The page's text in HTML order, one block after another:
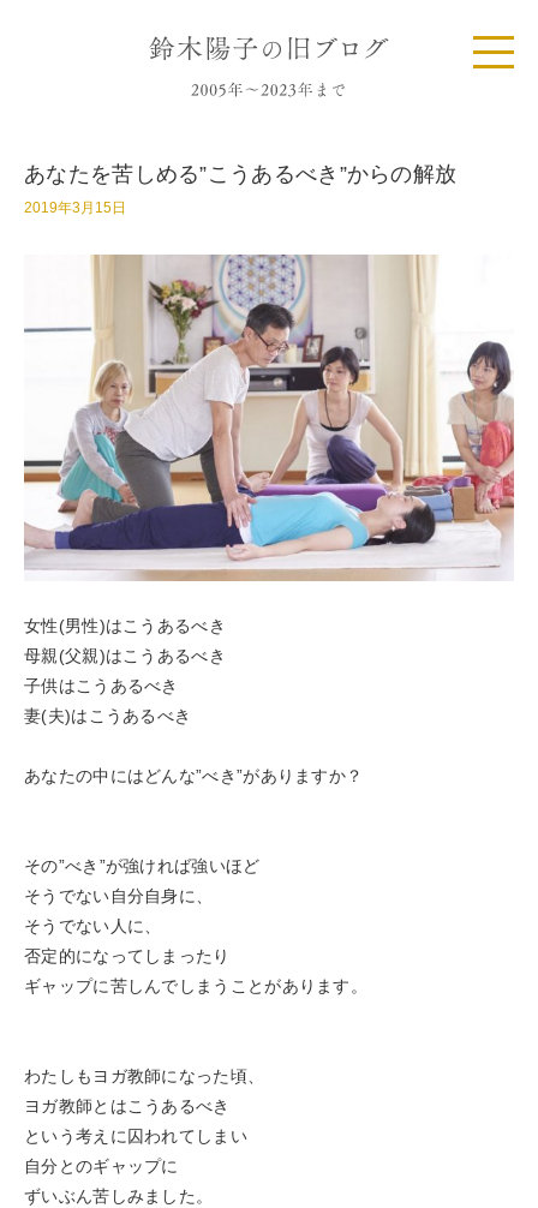
あなたを苦しめる”こうあるべき”からの解放
2019年3月15日
女性(男性)はこうあるべき
母親(父親)はこうあるべき
子供はこうあるべき
妻(夫)はこうあるべき
あなたの中にはどんな”べき”がありますか？
その”べき”が強ければ強いほど
そうでない自分自身に、
そうでない人に、
否定的になってしまったり
ギャップに苦しんでしまうことがあります。
わたしもヨガ教師になった頃、
ヨガ教師とはこうあるべき
という考えに囚われてしまい
自分とのギャップに
ずいぶん苦しみました。